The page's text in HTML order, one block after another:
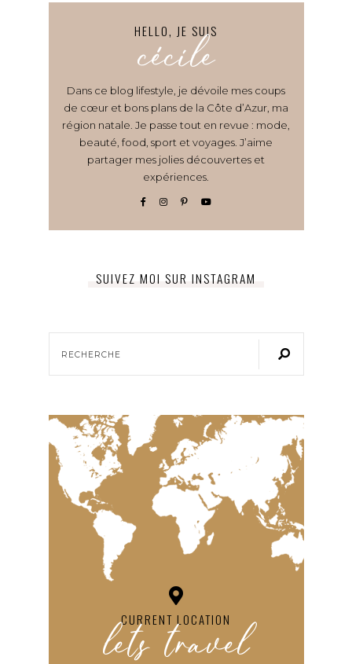
HELLO, JE SUIS
cécile
Dans ce blog lifestyle, je dévoile mes coups
de cœur et bons plans de la Côte d’Azur, ma
région natale. Je passe tout en revue : mode,
beauté, food, sport et voyages. J’aime
partager mes jolies découvertes et
expériences.
SUIVEZ MOI SUR INSTAGRAM
CURRENT LOCATION
lets travel